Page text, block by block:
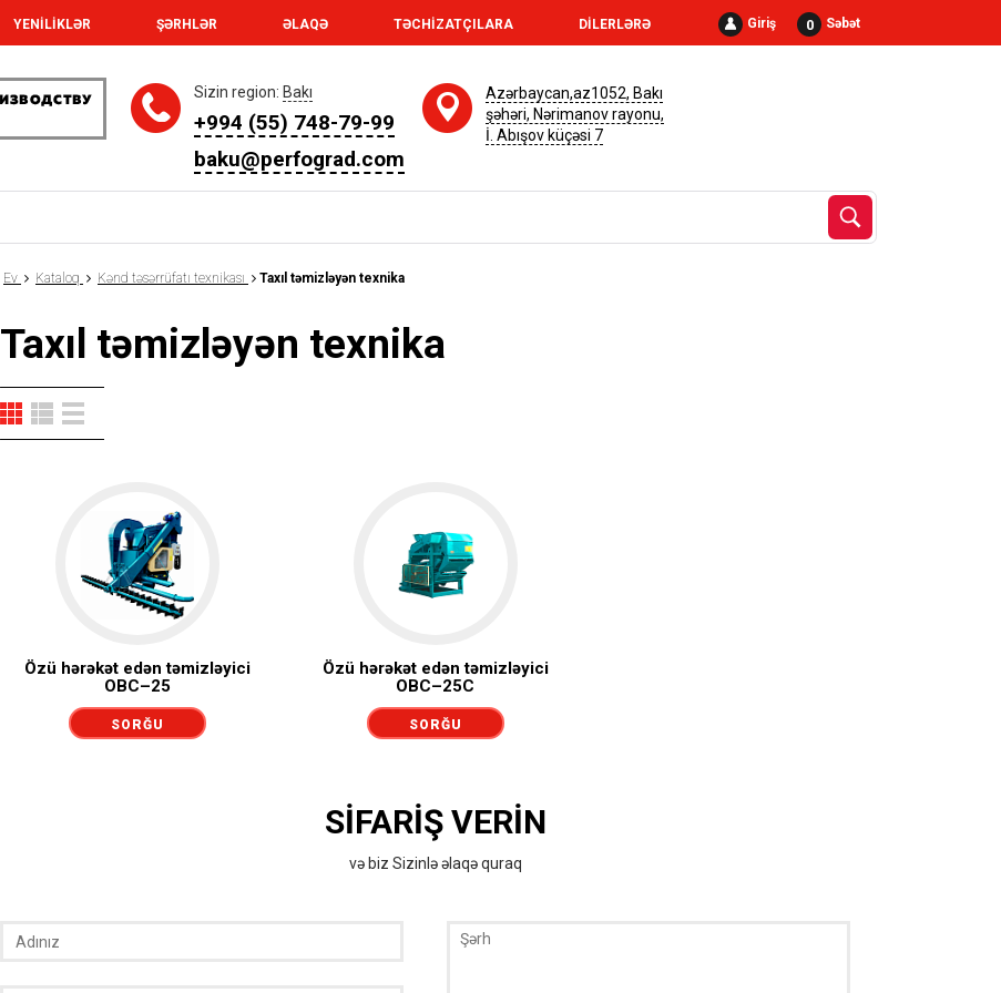
Giriş 0 Səbət
YENİLİKLƏR ŞƏRHLƏR ƏLAQƏ TƏCHİZATÇILARA DİLERLƏRƏ
Sizin region: Bakı
+994 (55) 748-79-99
baku@perfograd.com
Azərbaycan,az1052, Bakı
şəhəri, Nərimanov rayonu,
İ. Abışov küçəsi 7
Ev Kataloq Kənd təsərrüfatı texnikası Taxıl təmizləyən texnika
Taxıl təmizləyən texnika
Özü hərəkət edən təmizləyici
ОВС–25
SORĞU
Özü hərəkət edən təmizləyici
ОВС–25С
SORĞU
SIFARIŞ VERIN
və biz Sizinlə əlaqə quraq